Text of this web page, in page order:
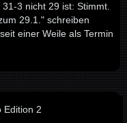
3 nicht 29 ist: Stimmt.
29.1." schreiben
einer Weile als Termin
Edition 2